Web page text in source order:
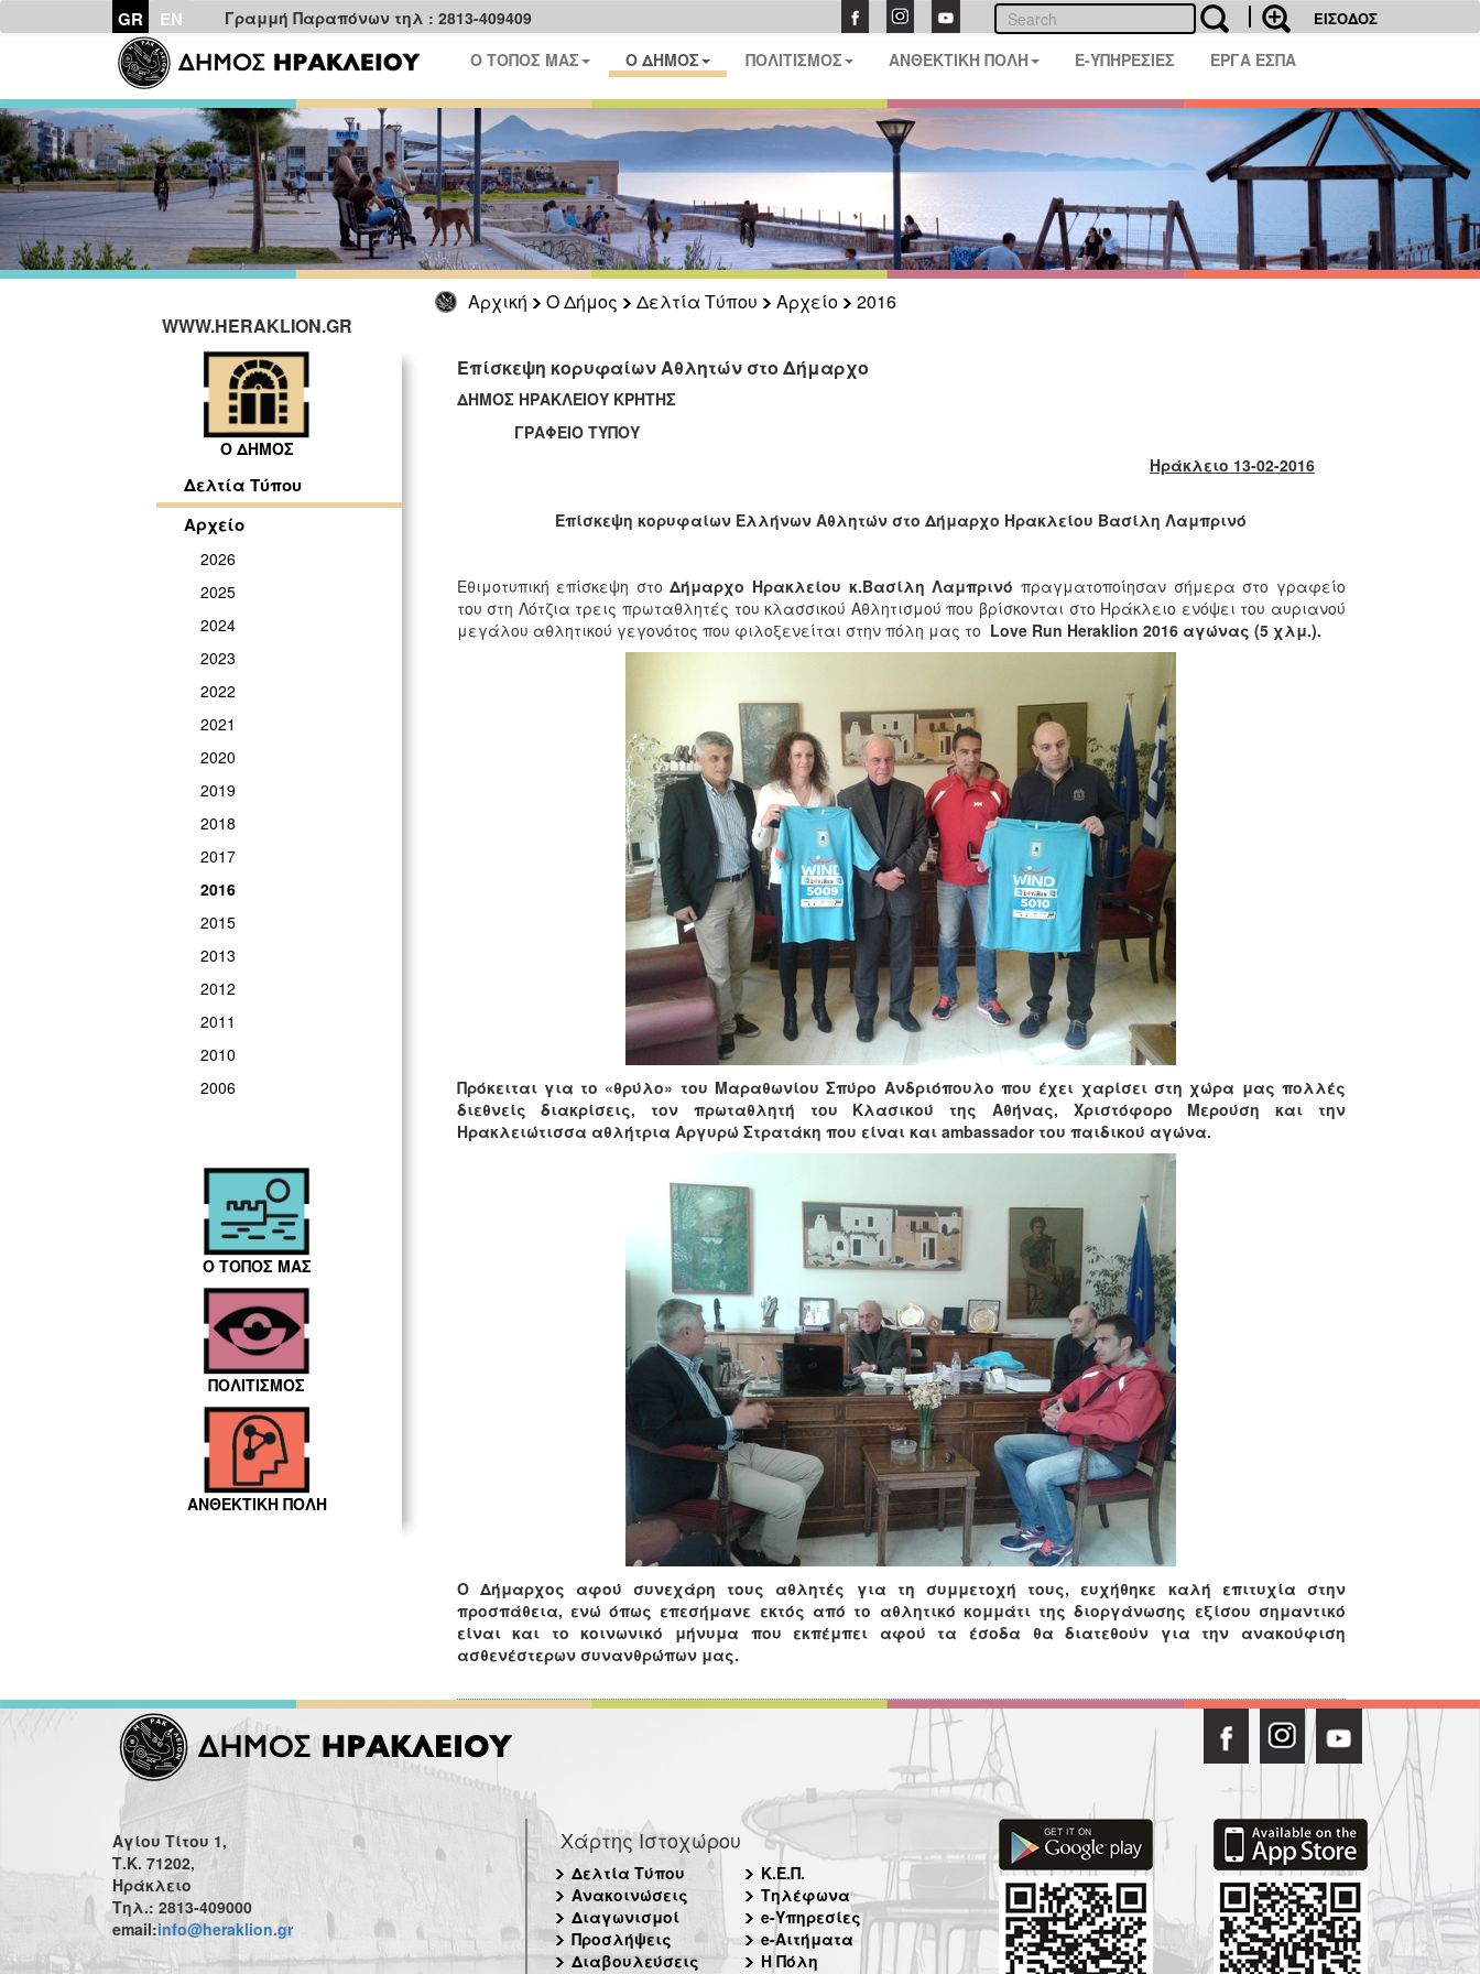
GR EN Γραμμή Παραπόνων τηλ : 2813-409409 ΕΙΣΟΔΟΣ
Ο ΤΟΠΟΣ ΜΑΣ Ο ΔΗΜΟΣ ΠΟΛΙΤΙΣΜΟΣ ΑΝΘΕΚΤΙΚΗ ΠΟΛΗ E-ΥΠΗΡΕΣΙΕΣ ΕΡΓΑ ΕΣΠΑ
Αρχική Ο Δήμος Δελτία Τύπου Αρχείο
2016
WWW.HERAKLION.GR
Ο ΔΗΜΟΣ
Δελτία Τύπου
Αρχείο
2026
2025
2024
2023
2022
2021
2020
2019
2018
2017
2016
2015
2013
2012
2011
2010
2006
Ο ΤΟΠΟΣ ΜΑΣ
ΠΟΛΙΤΙΣΜΟΣ
ΑΝΘΕΚΤΙΚΗ ΠΟΛΗ
Επίσκεψη κορυφαίων Αθλητών στο Δήμαρχο
ΔΗΜΟΣ ΗΡΑΚΛΕΙΟΥ ΚΡΗΤΗΣ
ΓΡΑΦΕΙΟ ΤΥΠΟΥ
Ηράκλειο 13-02-2016
Επίσκεψη κορυφαίων Ελλήνων Αθλητών στο Δήμαρχο Ηρακλείου Βασίλη Λαμπρινό
Εθιμοτυπική επίσκεψη στοΔήμαρχο Ηρακλείου κ.Βασίλη Λαμπρινό πραγματοποίησαν σήμερα στο γραφείο
του στη Λότζια τρεις πρωταθλητές του κλασσικού Αθλητισμού που βρίσκονται στο Ηράκλειο ενόψει του αυριανού
μεγάλου αθλητικού γεγονότος που φιλοξενείται στην πόλη μας το Love Run Heraklion 2016 αγώνας (5 χλμ.).
Πρόκειται για το «θρύλο» του Μαραθωνίου Σπύρο Ανδριόπουλο που έχει χαρίσει στη χώρα μας πολλές
διεθνείς διακρίσεις, τον πρωταθλητή του Κλασικού της Αθήνας, Χριστόφορο Μερούση και την
Ηρακλειώτισσα αθλήτρια Αργυρώ Στρατάκη που είναι και ambassador του παιδικού αγώνα.
Ο Δήμαρχος αφού συνεχάρη τους αθλητές για τη συμμετοχή τους, ευχήθηκε καλή επιτυχία στην
προσπάθεια, ενώ όπως επεσήμανε εκτός από το αθλητικό κομμάτι της διοργάνωσης εξίσου σημαντικό
είναι και το κοινωνικό μήνυμα που εκπέμπει αφού τα έσοδα θα διατεθούν για την ανακούφιση
ασθενέστερων συνανθρώπων μας.
Αγίου Τίτου 1,
Τ.Κ. 71202,
Ηράκλειο
Τηλ.: 2813-409000
email:info@heraklion.gr
Χάρτης Ιστοχώρου
Δελτία Τύπου
Ανακοινώσεις
Διαγωνισμοί
Προσλήψεις
Διαβουλεύσεις
Κ.Ε.Π.
Τηλέφωνα
e-Υπηρεσίες
e-Αιτήματα
Η Πόλη